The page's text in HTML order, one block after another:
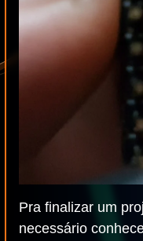
Pra finalizar um
necessário